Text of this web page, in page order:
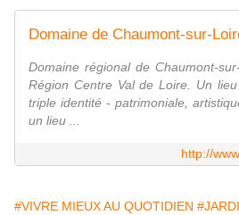
Domaine de Chaumont-sur-
Domaine régional de Chaumont-
Région Centre Val de Loire. Un
triple identité - patrimoniale,
un lieu ...
http://
#VIVRE MIEUX AU QUOTIDIEN